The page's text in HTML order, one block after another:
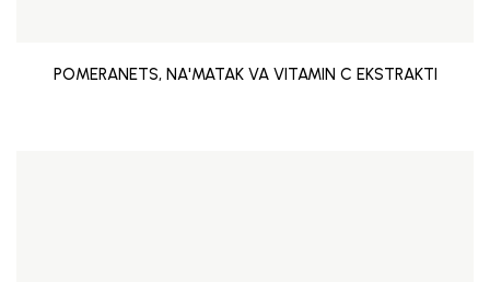
POMERANETS, NA'MATAK VA VITAMIN C EKSTRAKTI